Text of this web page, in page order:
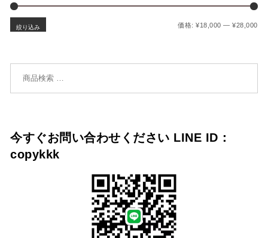
最
最
絞り込み 価格:¥18,000 —¥28,000
今すぐお問い合わせください LINE ID：
copykkk